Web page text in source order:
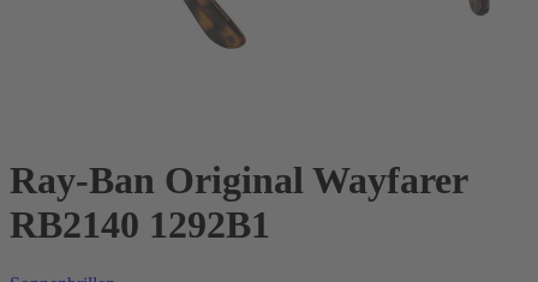
Ray-Ban Original Wayfarer
RB2140 1292B1